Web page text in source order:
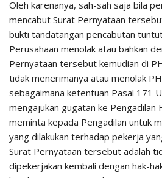
Oleh karenanya, sah-sah saja bila
mencabut Surat Pernyataan
bukti tandatangan pencabutan
Perusahaan menolak atau bahkan
Pernyataan tersebut kemudian di
tidak menerimanya atau menolak
sebagaimana ketentuan Pasal 171
mengajukan gugatan ke Pengadilan
meminta kepada Pengadilan untuk
yang dilakukan terhadap pekerja
Surat Pernyataan tersebut adalah
dipekerjakan kembali dengan hak-